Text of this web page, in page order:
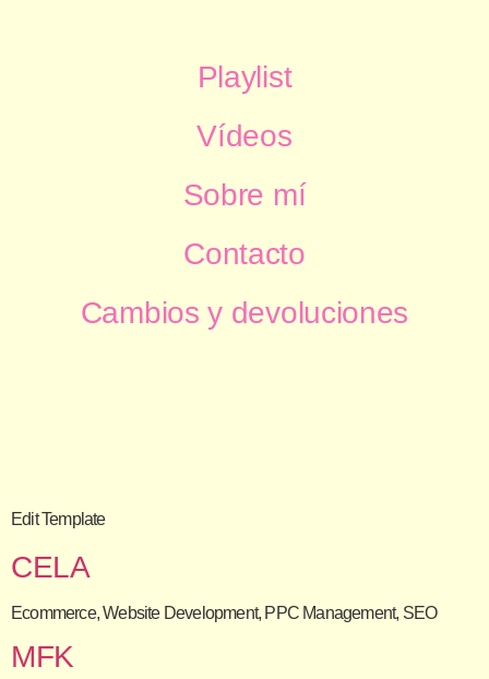
Playlist
Vídeos
Sobre mí
Contacto
Cambios y devoluciones
Edit Template
CELA
Ecommerce, Website Development, PPC Management, SEO
MFK